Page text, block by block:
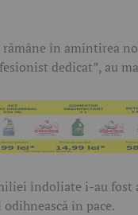
rămâne în amintirea
dedicat”, au
îndoliate i-au fost
odihnească în pace.